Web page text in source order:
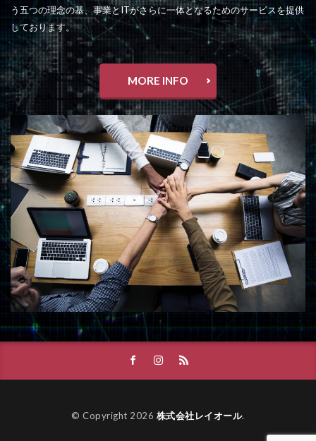
う五つの理念の基、事業とITがさらに一体となるためのサービスを提供
しております。
MORE INFO
© Copyright 2026 株式会社レイオール.